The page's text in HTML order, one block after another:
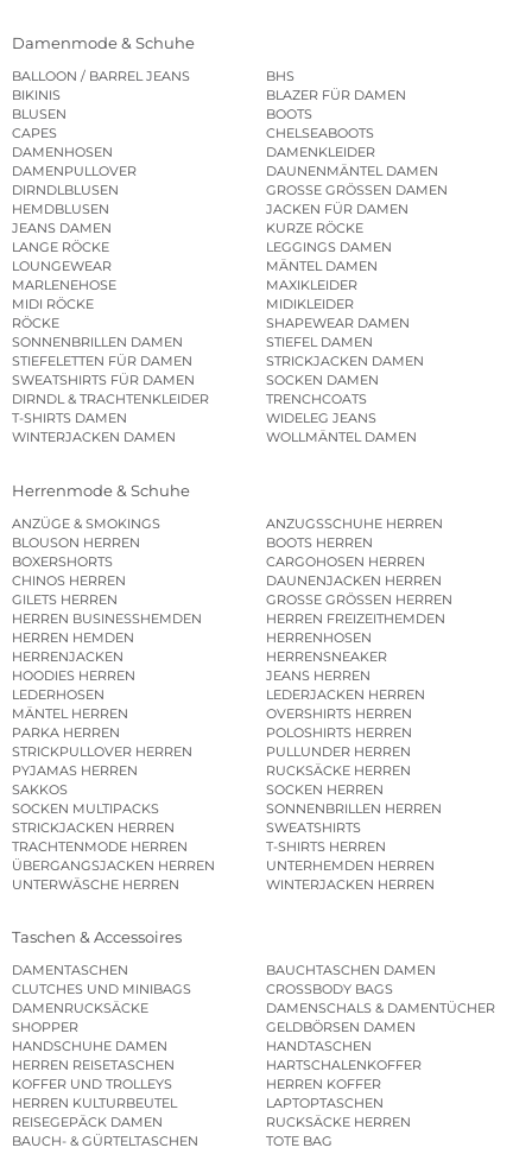
Damenmode & Schuhe
BALLOON / BARREL JEANS
BHS
BIKINIS
BLAZER FÜR DAMEN
BLUSEN
BOOTS
CAPES
CHELSEABOOTS
DAMENHOSEN
DAMENKLEIDER
DAMENPULLOVER
DAUNENMÄNTEL DAMEN
DIRNDLBLUSEN
GROSSE GRÖSSEN DAMEN
HEMDBLUSEN
JACKEN FÜR DAMEN
JEANS DAMEN
KURZE RÖCKE
LANGE RÖCKE
LEGGINGS DAMEN
LOUNGEWEAR
MÄNTEL DAMEN
MARLENEHOSE
MAXIKLEIDER
MIDI RÖCKE
MIDIKLEIDER
RÖCKE
SHAPEWEAR DAMEN
SONNENBRILLEN DAMEN
STIEFEL DAMEN
STIEFELETTEN FÜR DAMEN
STRICKJACKEN DAMEN
SWEATSHIRTS FÜR DAMEN
SOCKEN DAMEN
DIRNDL & TRACHTENKLEIDER
TRENCHCOATS
T-SHIRTS DAMEN
WIDELEG JEANS
WINTERJACKEN DAMEN
WOLLMÄNTEL DAMEN
Herrenmode & Schuhe
ANZÜGE & SMOKINGS
ANZUGSSCHUHE HERREN
BLOUSON HERREN
BOOTS HERREN
BOXERSHORTS
CARGOHOSEN HERREN
CHINOS HERREN
DAUNENJACKEN HERREN
GILETS HERREN
GROSSE GRÖSSEN HERREN
HERREN BUSINESSHEMDEN
HERREN FREIZEITHEMDEN
HERREN HEMDEN
HERRENHOSEN
HERRENJACKEN
HERRENSNEAKER
HOODIES HERREN
JEANS HERREN
LEDERHOSEN
LEDERJACKEN HERREN
MÄNTEL HERREN
OVERSHIRTS HERREN
PARKA HERREN
POLOSHIRTS HERREN
STRICKPULLOVER HERREN
PULLUNDER HERREN
PYJAMAS HERREN
RUCKSÄCKE HERREN
SAKKOS
SOCKEN HERREN
SOCKEN MULTIPACKS
SONNENBRILLEN HERREN
STRICKJACKEN HERREN
SWEATSHIRTS
TRACHTENMODE HERREN
T-SHIRTS HERREN
ÜBERGANGSJACKEN HERREN
UNTERHEMDEN HERREN
UNTERWÄSCHE HERREN
WINTERJACKEN HERREN
Taschen & Accessoires
DAMENTASCHEN
BAUCHTASCHEN DAMEN
CLUTCHES UND MINIBAGS
CROSSBODY BAGS
DAMENRUCKSÄCKE
DAMENSCHALS & DAMENTÜCHER
SHOPPER
GELDBÖRSEN DAMEN
HANDSCHUHE DAMEN
HANDTASCHEN
HERREN REISETASCHEN
HARTSCHALENKOFFER
KOFFER UND TROLLEYS
HERREN KOFFER
HERREN KULTURBEUTEL
LAPTOPTASCHEN
REISEGEPÄCK DAMEN
RUCKSÄCKE HERREN
BAUCH- & GÜRTELTASCHEN
TOTE BAG